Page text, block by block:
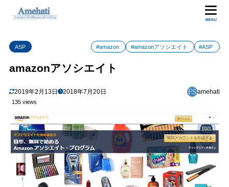
MENU
ASP #amazon #amazonアソシエイト #ASP
amazonアソシエイト
2019年2月13日 2018年7月20日 amehati
135 views